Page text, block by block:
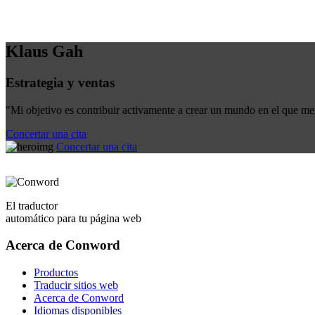
Klaus Gah
Estrategia y ventas
"Mi objetivo es contribuir activamente a crear un mundo en el que
Concertar una cita
Concertar una cita
El traductor
automático para tu página web
Acerca de Conword
Productos
Traducir sitios web
Acerca de Conword
Idiomas disponibles